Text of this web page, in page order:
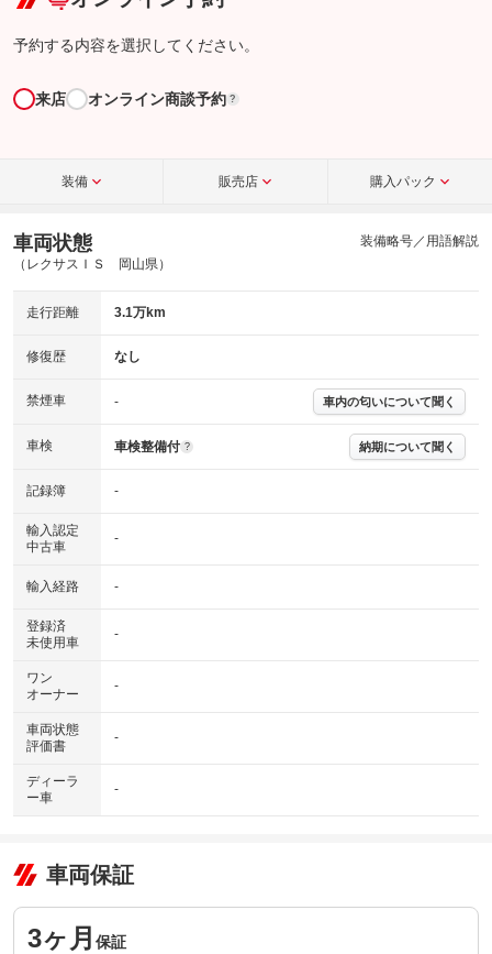
予約する内容を選択してください。
来店 オンライン商談予約 ?
装備 販売店 購入パック
車両状態
（レクサスＩＳ 岡山県）
装備略号／用語解説
走行距離 3.1万km
修復歴 なし
禁煙車 - 車内の匂いについて聞く
車検 車検整備付 ? 納期について聞く
記録簿 -
輸入認定
中古車
-
輸入経路 -
登録済
未使用車
-
ワン
オーナー
-
車両状態
評価書
-
ディーラ
ー車
-
車両保証
3ヶ月 保証